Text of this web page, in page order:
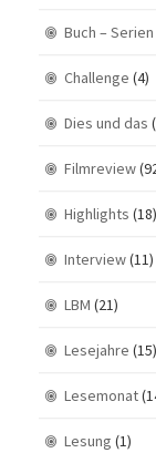
Buch –
Challenge (4)
Dies und das
Filmreview
Highlights (18)
Interview(11)
LBM (21)
Lesejahre (15)
Lesemonat
Lesung (1)